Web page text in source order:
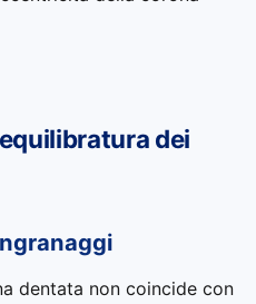
dei
dentata non coincide con